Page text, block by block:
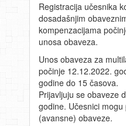
Registracija učesnika
dosadašnjim
kompenzacijama
unosa obaveza.
Unos obaveza za
počinje 12.12.2022.
godine do 15 časova.
Prijavljuju se obaveze
godine. Učesnici
(avansne) obaveze.